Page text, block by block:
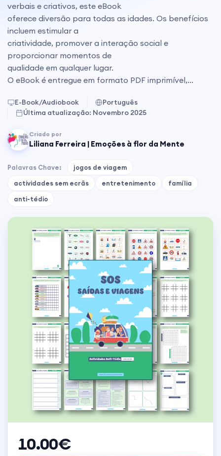
verbais e criativos, este eBook
oferece diversão para todas as idades. Os benefícios
incluem estimular a
criatividade, promover a interação social e
proporcionar momentos de
qualidade em qualquer lugar.
O eBook é entregue em formato PDF imprimível,...
E-Book/Audiobook
Português
Última atualização: Novembro 2025
Criado por
Liliana Ferreira | Emoções à flor da Mente
Palavras Chave:
jogos de viagem
actividades sem ecrãs
entretenimento
família
anti-tédio
10.00€